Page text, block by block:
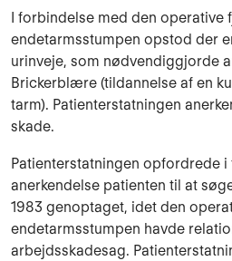
I forbindelse med den operative
endetarmsstumpen opstod der
urinveje, som nødvendiggjorde
Brickerblære (tildannelse af en
tarm). Patienterstatningen
skade.
Patienterstatningen opfordrede
anerkendelse patienten til at
1983 genoptaget, idet den
endetarmsstumpen havde
arbejdsskadesag.